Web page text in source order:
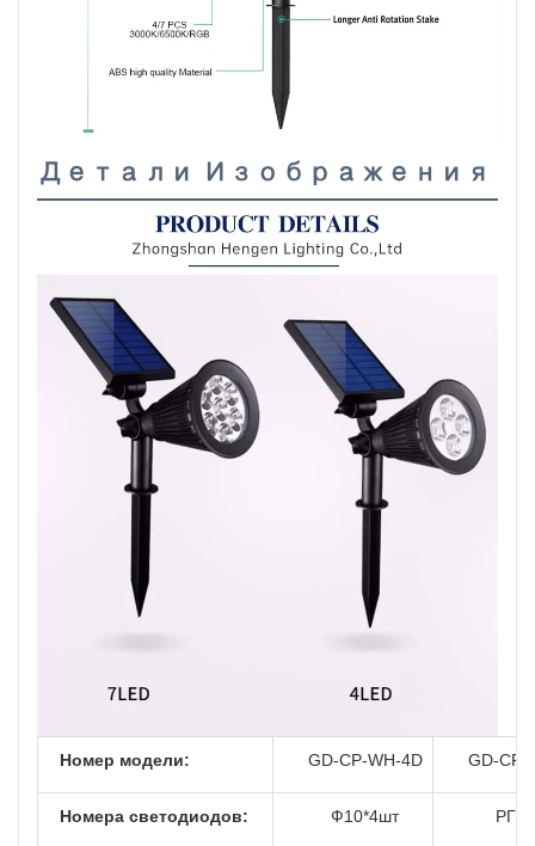
Детали Изображения
Номер модели: GD-CP-WH-4D GD-CP-
Номера светодиодов: Ф10*4шт